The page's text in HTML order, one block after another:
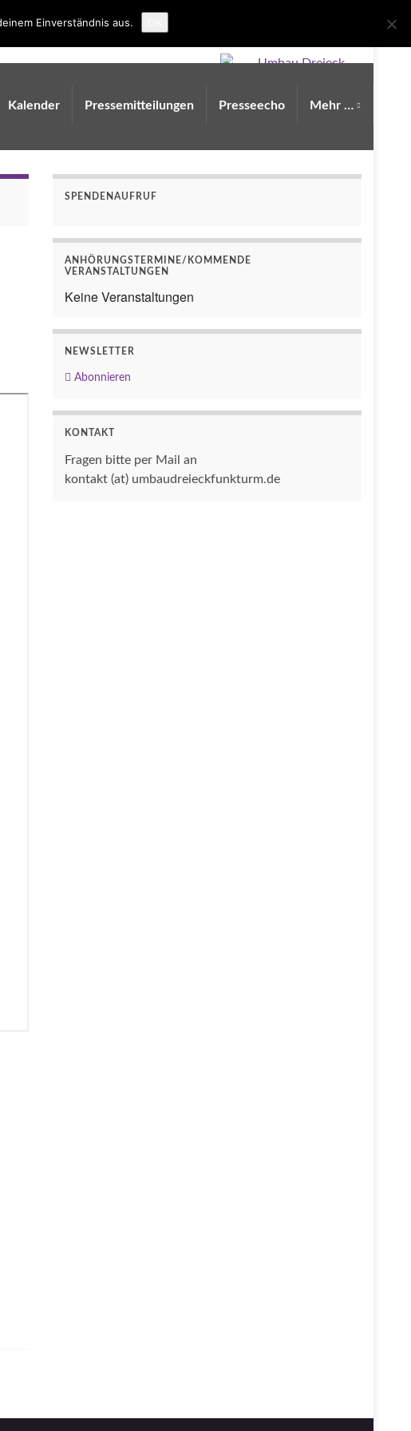
Search for:
Kalender Pressemitteilungen Presseecho Mehr …
SPENDENAUFRUF
ANHÖRUNGSTERMINE/KOMMENDE
VERANSTALTUNGEN
Keine Veranstaltungen
NEWSLETTER
Abonnieren
KONTAKT
Fragen bitte per Mail an
kontakt (at) umbaudreieckfunkturm.de
Einverständnis aus.